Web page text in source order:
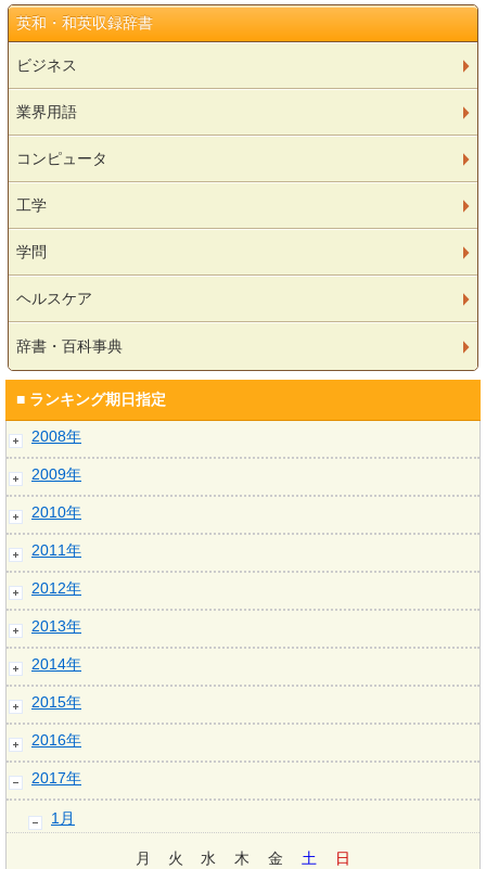
英和・和英収録辞書
ビジネス
業界用語
コンピュータ
工学
学問
ヘルスケア
辞書・百科事典
■ ランキング期日指定
2008年
2009年
2010年
2011年
2012年
2013年
2014年
2015年
2016年
2017年
1月
月 火 水 木 金 土 日